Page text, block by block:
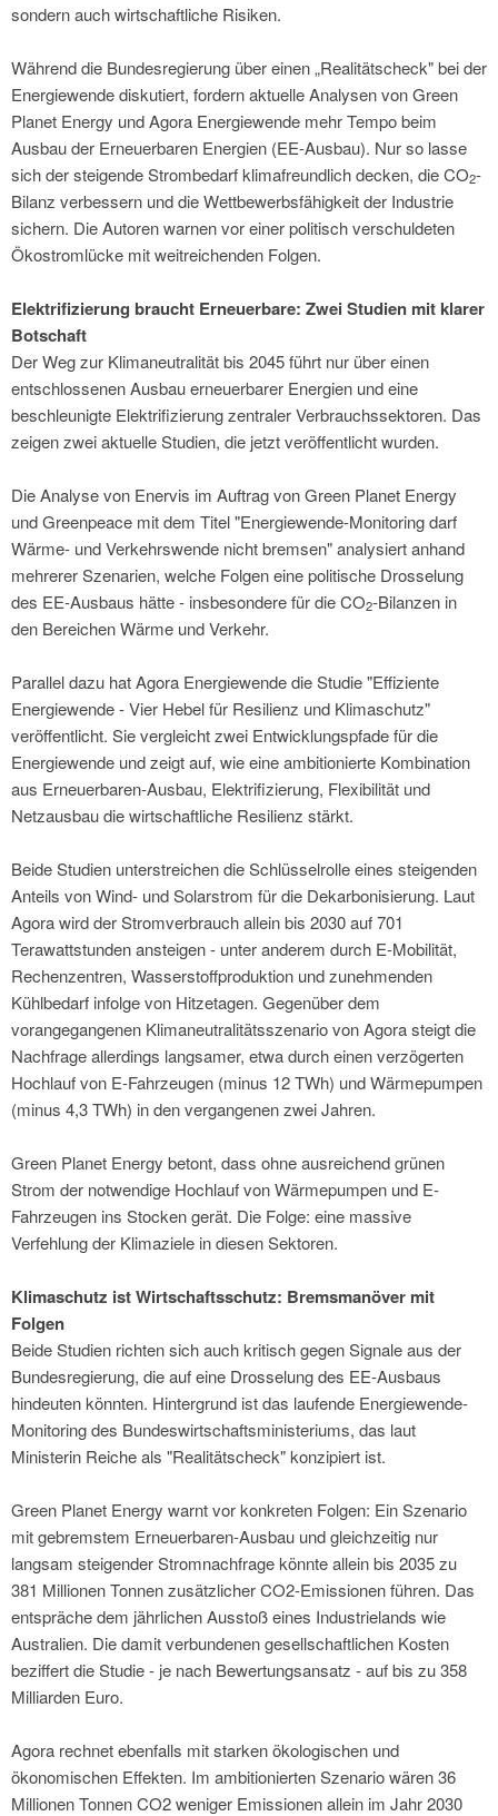
sondern auch wirtschaftliche Risiken.
Während die Bundesregierung über einen „Realitätscheck" bei der
Energiewende diskutiert, fordern aktuelle Analysen von Green
Planet Energy und Agora Energiewende mehr Tempo beim
Ausbau der Erneuerbaren Energien (EE-Ausbau). Nur so lasse
sich der steigende Strombedarf klimafreundlich decken, die CO2-
Bilanz verbessern und die Wettbewerbsfähigkeit der Industrie
sichern. Die Autoren warnen vor einer politisch verschuldeten
Ökostromlücke mit weitreichenden Folgen.
Elektrifizierung braucht Erneuerbare: Zwei Studien mit klarer
Botschaft
Der Weg zur Klimaneutralität bis 2045 führt nur über einen
entschlossenen Ausbau erneuerbarer Energien und eine
beschleunigte Elektrifizierung zentraler Verbrauchssektoren. Das
zeigen zwei aktuelle Studien, die jetzt veröffentlicht wurden.
Die Analyse von Enervis im Auftrag von Green Planet Energy
und Greenpeace mit dem Titel "Energiewende-Monitoring darf
Wärme- und Verkehrswende nicht bremsen" analysiert anhand
mehrerer Szenarien, welche Folgen eine politische Drosselung
des EE-Ausbaus hätte - insbesondere für die CO2-Bilanzen in
den Bereichen Wärme und Verkehr.
Parallel dazu hat Agora Energiewende die Studie "Effiziente
Energiewende - Vier Hebel für Resilienz und Klimaschutz"
veröffentlicht. Sie vergleicht zwei Entwicklungspfade für die
Energiewende und zeigt auf, wie eine ambitionierte Kombination
aus Erneuerbaren-Ausbau, Elektrifizierung, Flexibilität und
Netzausbau die wirtschaftliche Resilienz stärkt.
Beide Studien unterstreichen die Schlüsselrolle eines steigenden
Anteils von Wind- und Solarstrom für die Dekarbonisierung. Laut
Agora wird der Stromverbrauch allein bis 2030 auf 701
Terawattstunden ansteigen - unter anderem durch E-Mobilität,
Rechenzentren, Wasserstoffproduktion und zunehmenden
Kühlbedarf infolge von Hitzetagen. Gegenüber dem
vorangegangenen Klimaneutralitätsszenario von Agora steigt die
Nachfrage allerdings langsamer, etwa durch einen verzögerten
Hochlauf von E-Fahrzeugen (minus 12 TWh) und Wärmepumpen
(minus 4,3 TWh) in den vergangenen zwei Jahren.
Green Planet Energy betont, dass ohne ausreichend grünen
Strom der notwendige Hochlauf von Wärmepumpen und E-
Fahrzeugen ins Stocken gerät. Die Folge: eine massive
Verfehlung der Klimaziele in diesen Sektoren.
Klimaschutz ist Wirtschaftsschutz: Bremsmanöver mit
Folgen
Beide Studien richten sich auch kritisch gegen Signale aus der
Bundesregierung, die auf eine Drosselung des EE-Ausbaus
hindeuten könnten. Hintergrund ist das laufende Energiewende-
Monitoring des Bundeswirtschaftsministeriums, das laut
Ministerin Reiche als "Realitätscheck" konzipiert ist.
Green Planet Energy warnt vor konkreten Folgen: Ein Szenario
mit gebremstem Erneuerbaren-Ausbau und gleichzeitig nur
langsam steigender Stromnachfrage könnte allein bis 2035 zu
381 Millionen Tonnen zusätzlicher CO2-Emissionen führen. Das
entspräche dem jährlichen Ausstoß eines Industrielands wie
Australien. Die damit verbundenen gesellschaftlichen Kosten
beziffert die Studie - je nach Bewertungsansatz - auf bis zu 358
Milliarden Euro.
Agora rechnet ebenfalls mit starken ökologischen und
ökonomischen Effekten. Im ambitionierten Szenario wären 36
Millionen Tonnen CO2 weniger Emissionen allein im Jahr 2030